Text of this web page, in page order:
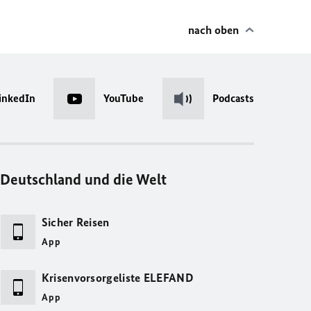
nach oben
YouTube Podcasts
Deutschland und die Welt
Sicher Reisen
App
Krisenvorsorgeliste ELEFAND
App